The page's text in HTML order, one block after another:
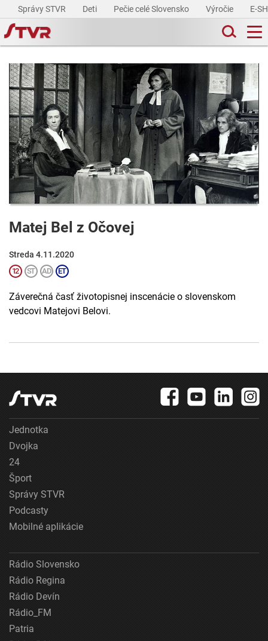
Správy STVR Deti Pečie celé Slovensko Výročie E-
Matej Bel z Očovej
Streda 4.11.2020
Záverečná časť životopisnej inscenácie o slovenskom
vedcovi Matejovi Belovi.
Jednotka
Dvojka
24
Šport
Správy STVR
Podcasty
Mobilné aplikácie
Rádio Slovensko
Rádio Regina
Rádio Devín
Rádio_FM
Patria